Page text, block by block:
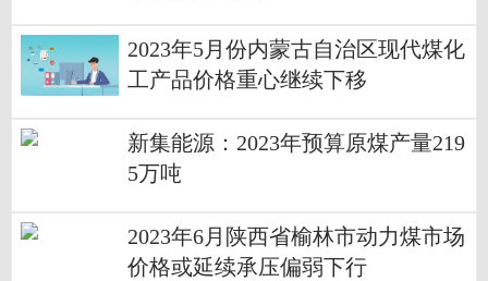
2023年5月份内蒙古自治区现代煤化
工产品价格重心继续下移
新集能源：2023年预算原煤产量219
5万吨
2023年6月陕西省榆林市动力煤市场
价格或延续承压偏弱下行